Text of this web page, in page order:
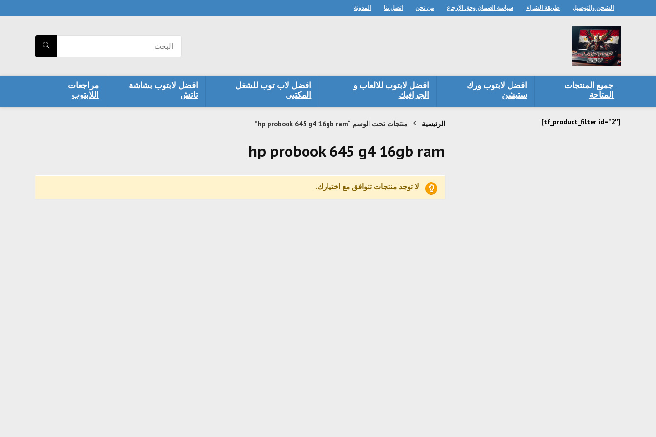
الشحن والتوصيل طريقة الشراء سياسة الضمان وحق الإرجاع من نحن اتصل بنا المدونة
جميع المنتجات
المتاحة
افضل لابتوب ورك
ستيشن
افضل لابتوب للالعاب و
الجرافيك
افضل لاب توب للشغل
المكتبي
افضل لابتوب بشاشة
تاتش
مراجعات
اللابتوب
الرئيسية منتجات تحت الوسم “hp probook 645 g4 16gb ram”
hp probook 645 g4 16gb ram
لا توجد منتجات تتوافق مع اختيارك.
[tf_product_filter id=”2″]